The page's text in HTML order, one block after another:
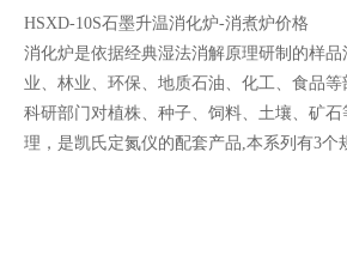
HSXD-10S石墨升温消化炉-消煮炉价格
消化炉是依据经典湿法消解原理研制的样
业、林业、环保、地质石油、化工、食品等
科研部门对植株、种子、饲料、土壤、矿
理，是凯氏定氮仪的配套产品,本系列有3个